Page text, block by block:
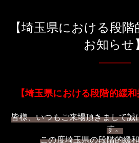
【埼玉県における段
お知らせ】
【埼玉県における段階的緩
皆様、いつもご来場頂きまして
す。
この度埼玉県の段階的緩